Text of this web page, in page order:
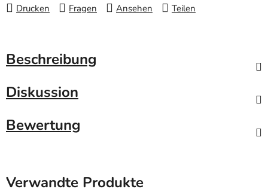
Drucken Fragen Ansehen Teilen
Beschreibung
Diskussion
Bewertung
Verwandte Produkte